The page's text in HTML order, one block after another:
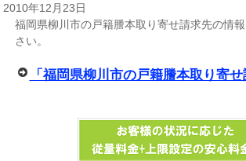
2010年12月23日
福岡県柳川市の戸籍謄本取り寄せ請求先の情
さい。
「福岡県柳川市の戸籍謄本取り寄